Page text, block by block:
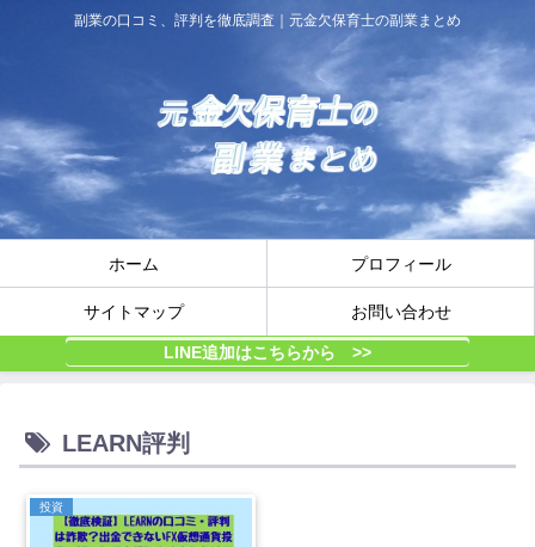
副業の口コミ、評判を徹底調査｜元金欠保育士の副業まとめ
ホーム プロフィール
サイトマップ お問い合わせ
LINE追加はこちらから >>
LEARN評判
投資